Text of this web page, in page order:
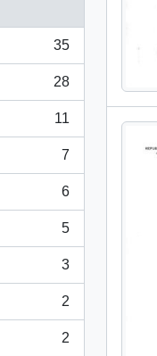
35
28
11
7
6
5
3
2
2